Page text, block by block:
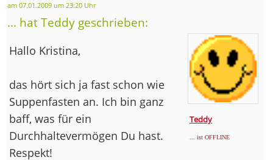
am 07.01.2009 um 23:20 Uhr
... hat Teddy geschrieben:
Teddy
... ist OFFLINE
Hallo Kristina,
das hört sich ja fast schon wie
Suppenfasten an. Ich bin ganz
baff, was für ein
Durchhaltevermögen Du hast.
Respekt!